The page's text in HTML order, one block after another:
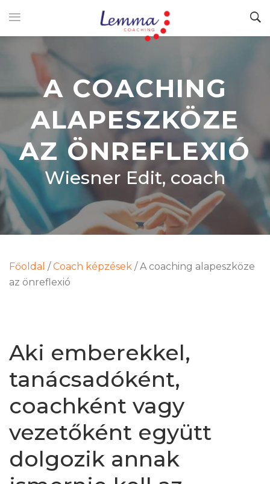
A COACHING
ALAPESZKÖZE
AZ ÖNREFLEXIÓ
Wiesner Edit, coach
Főoldal / Coach képzések / A coaching alapeszköze
az önreflexió
Aki emberekkel,
tanácsadóként,
coachként vagy
vezetőként együtt
dolgozik annak